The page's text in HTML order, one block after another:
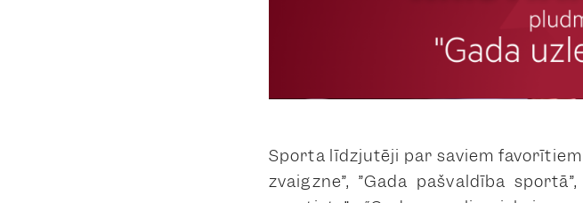
Sporta līdzjutēji par saviem
zvaigzne”, ”Gada pašvaldība